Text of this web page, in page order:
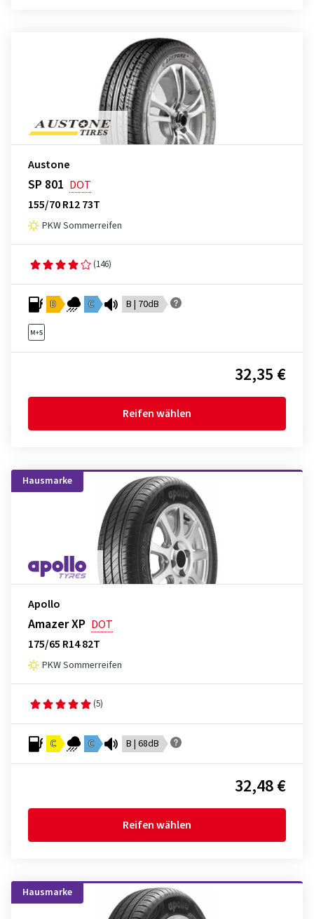
Austone
SP 801 DOT
155/70 R12 73T
PKW Sommerreifen
(146)
D C B | 70dB
32,35 €
Reifen wählen
Hausmarke
Apollo
Amazer XP DOT
175/65 R14 82T
PKW Sommerreifen
(5)
C C B | 68dB
32,48 €
Reifen wählen
Hausmarke